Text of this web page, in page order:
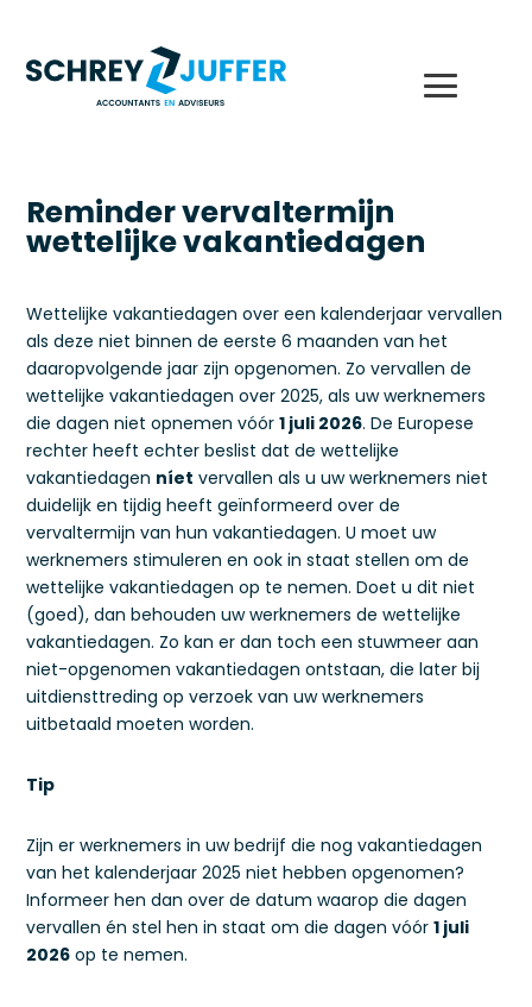
Reminder vervaltermijn
wettelijke vakantiedagen
Wettelijke vakantiedagen over een kalenderjaar vervallen
als deze niet binnen de eerste 6 maanden van het
daaropvolgende jaar zijn opgenomen. Zo vervallen de
wettelijke vakantiedagen over 2025, als uw werknemers
die dagen niet opnemen vóór1 juli 2026. De Europese
rechter heeft echter beslist dat de wettelijke
vakantiedagen níet vervallen als u uw werknemers niet
duidelijk en tijdig heeft geïnformeerd over de
vervaltermijn van hun vakantiedagen. U moet uw
werknemers stimuleren en ook in staat stellen om de
wettelijke vakantiedagen op te nemen. Doet u dit niet
(goed), dan behouden uw werknemers de wettelijke
vakantiedagen. Zo kan er dan toch een stuwmeer aan
niet-opgenomen vakantiedagen ontstaan, die later bij
uitdiensttreding op verzoek van uw werknemers
uitbetaald moeten worden.
Tip
Zijn er werknemers in uw bedrijf die nog vakantiedagen
van het kalenderjaar 2025 niet hebben opgenomen?
Informeer hen dan over de datum waarop die dagen
vervallen én stel hen in staat om die dagen vóór1 juli
2026 op te nemen.